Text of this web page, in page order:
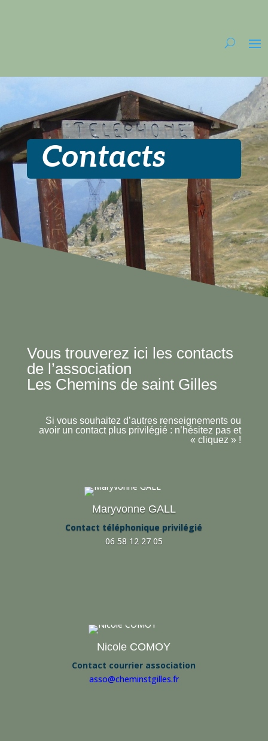
Contacts
Vous trouverez ici les contacts
de l’association
Les Chemins de saint Gilles
Si vous souhaitez d’autres renseignements ou
avoir un contact plus privilégié : n’hésitez pas et
« cliquez » !
Maryvonne GALL
Contact téléphonique privilégié
06 58 12 27 05
Nicole COMOY
Contact courrier association
asso@cheminstgilles.fr